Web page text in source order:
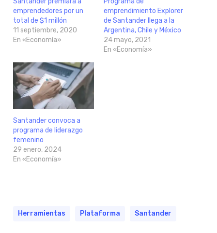
emprendedores por un
total de $1 millón
11 septiembre, 2020
En «Economía»
emprendimiento Explorer
de Santander llega a la
Argentina, Chile y México
24 mayo, 2021
En «Economía»
Santander convoca a
programa de liderazgo
femenino
29 enero, 2024
En «Economía»
Herramientas Plataforma Santander